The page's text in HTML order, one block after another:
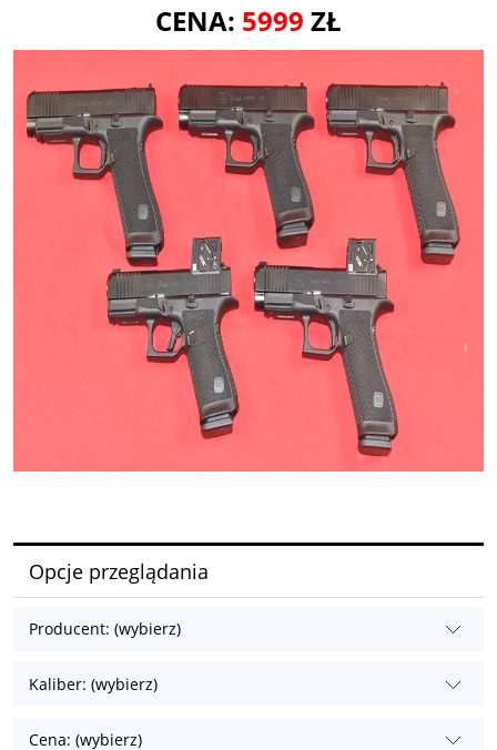
CENA: 5999 ZŁ
Opcje przeglądania
Producent: (wybierz)
Kaliber: (wybierz)
Cena: (wybierz)